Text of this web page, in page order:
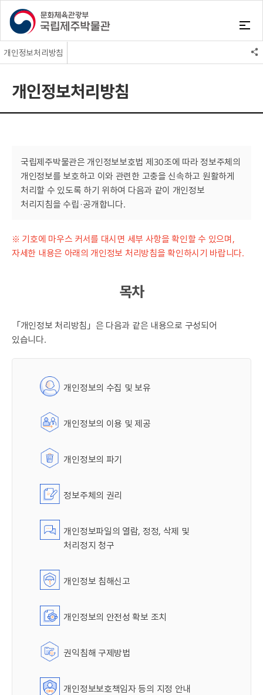
개인정보처리방침
개인정보처리방침
본인확인서비스
개인정보처리방침
고객민원
통합검색서비스
국립제주박물관은 개인정보보호법 제30조에 따라 정보주체의
개인정보를 보호하고 이와 관련한 고충을 신속하고 원활하게
처리할 수 있도록 하기 위하여 다음과 같이 개인정보
처리지침을 수립·공개합니다.
※ 기호에 마우스 커서를 대시면 세부 사항을 확인할 수 있으며,
자세한 내용은 아래의 개인정보 처리방침을 확인하시기 바랍니다.
목차
「개인정보 처리방침」은 다음과 같은 내용으로 구성되어
있습니다.
개인정보의 수집 및 보유
개인정보의 이용 및 제공
개인정보의 파기
정보주체의 권리
개인정보파일의 열람, 정정, 삭제 및
처리정지 청구
개인정보 침해신고
개인정보의 안전성 확보 조치
권익침해 구제방법
개인정보보호책임자 등의 지정 안내